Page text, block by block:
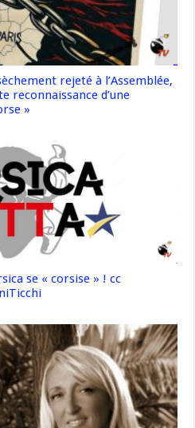
rejeté à l’Assemblée,
reconnaissance d’une
»
se « corsise » ! cc